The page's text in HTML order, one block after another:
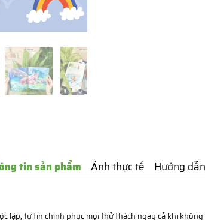
tin sản phẩm Ảnh thực tế Hướng dẫn
tự tin chinh phục mọi thử thách ngay cả khi không